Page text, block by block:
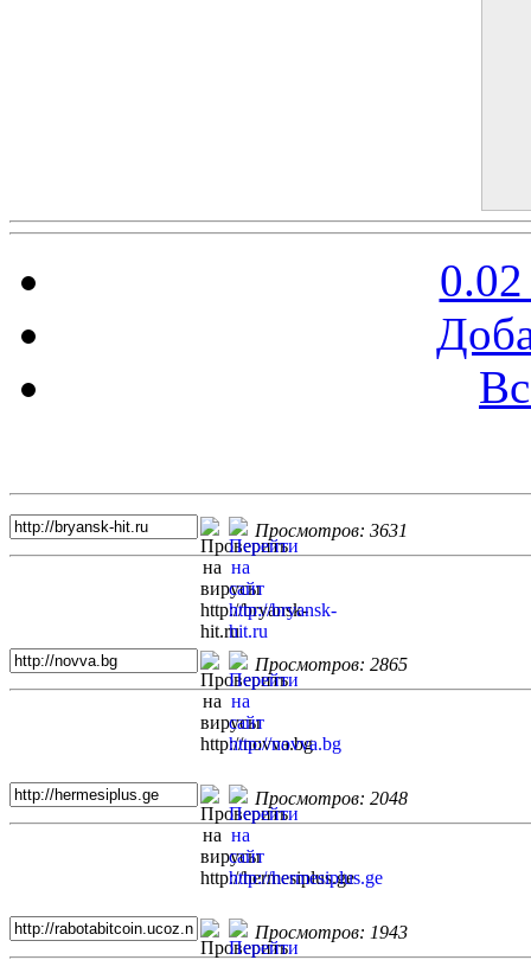
Просмотров: 3631
Просмотров: 2865
Просмотров: 2048
Просмотров: 1943